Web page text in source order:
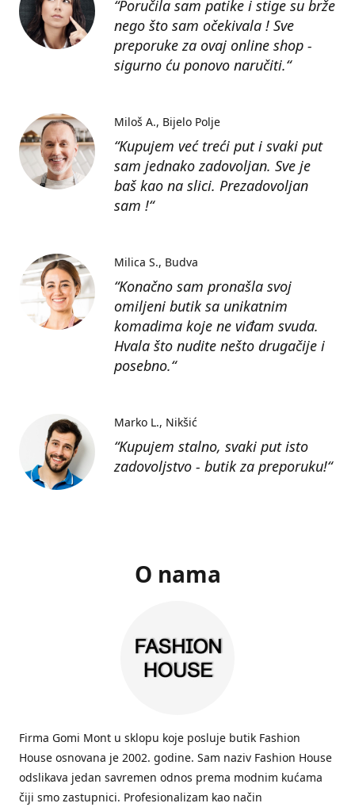
“Poručila sam patike i stige su brže
nego što sam očekivala ! Sve
preporuke za ovaj online shop -
sigurno ću ponovo naručiti.“
“Kupujem već treći put i svaki put
sam jednako zadovoljan. Sve je
baš kao na slici. Prezadovoljan
sam !“
Miloš A. Bijelo Polje
“Konačno sam pronašla svoj
omiljeni butik sa unikatnim
komadima koje ne viđam svuda.
Hvala što nudite nešto drugačije i
posebno.“
Milica S. Budva
“Kupujem stalno, svaki put isto
zadovoljstvo - butik za preporuku!“
Marko L. Nikšić
O nama
Firma Gomi Mont u sklopu koje posluje butik Fashion
House osnovana je 2002. godine. Sam naziv Fashion House
odslikava jedan savremen odnos prema modnim kućama
čiji smo zastupnici. Profesionalizam kao način